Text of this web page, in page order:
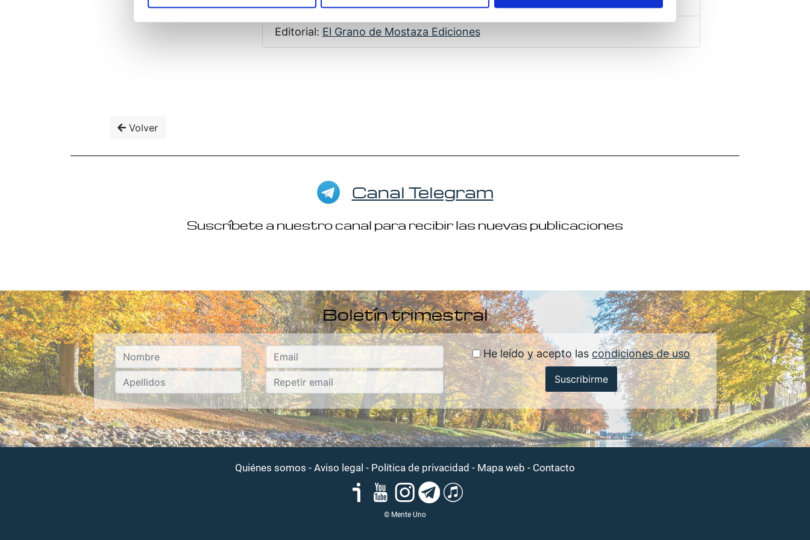
Editorial: El Grano de Mostaza Ediciones
Volver
Canal Telegram
Suscríbete a nuestro canal para recibir las nuevas publicaciones
Boletín trimestral
He leído y acepto las condiciones de uso
Suscribirme
Quiénes somos - Aviso legal - Política de privacidad - Mapa web - Contacto
© Mente Uno